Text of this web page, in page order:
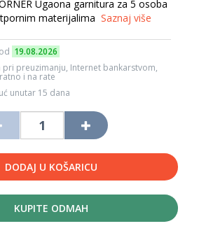
Ugaona garnitura za 5 osoba
materijalima Saznaj više
19.08.2026
preuzimanju, Internet bankarstvom,
i na rate
unutar 15 dana
DODAJ U KOŠARICU
KUPITE ODMAH